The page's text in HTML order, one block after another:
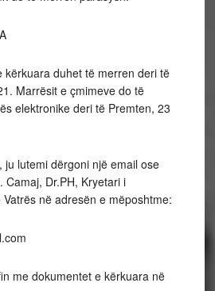
kërkuara duhet të merren deri të
Marrësit e çmimeve do të
elektronike deri të Premten, 23
ju lutemi dërgoni një email ose
Camaj, Dr.PH, Kryetari i
në adresën e mëposhtme:
me dokumentet e kërkuara në